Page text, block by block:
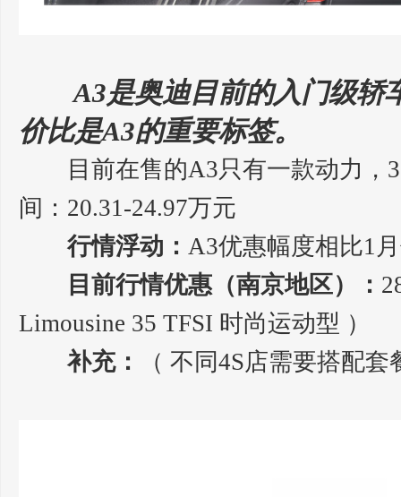
A3是奥迪目前的入门级轿
价比是A3的重要标签。
目前在售的A3只有一款动力，
间：20.31-24.97万元
行情浮动： A3优惠幅度相比1
目前行情优惠（南京地区）：
Limousine 35 TFSI 时尚运动型 ）
补充：
（ 不同4S店需要搭配